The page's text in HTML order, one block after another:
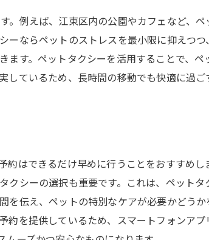
。例えば、江東区内の公園やカフェなど、
ーならペットのストレスを最小限に抑えつ
す。ペットタクシーを活用することで、ペ
ているため、長時間の移動でも快適に過ご
はできるだけ早めに行うことをおすすめし
シーの選択も重要です。これは、ペットタ
を伝え、ペットの特別なケアが必要かどう
約を提供しているため、スマートフォンア